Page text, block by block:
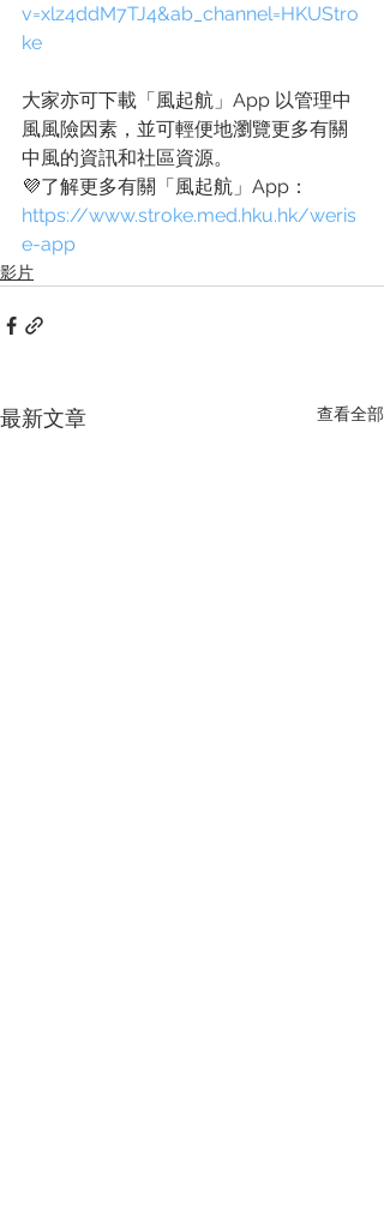
v=xlz4ddM7TJ4&ab_channel=HKUStro
ke
大家亦可下載「風起航」App 以管理中
風風險因素，並可輕便地瀏覽更多有關
中風的資訊和社區資源。
💜了解更多有關「風起航」App：
https://www.stroke.med.hku.hk/weris
e-app
影片
最新文章 查看全部